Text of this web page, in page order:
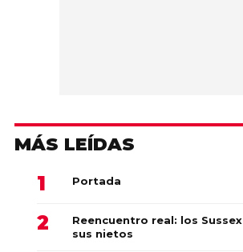
MÁS LEÍDAS
Portada
Reencuentro real: los
sus nietos